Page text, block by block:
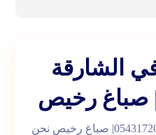
الشارقة
شركة صبغ في الشارقة |0543172044| صباغ رخيص نحن